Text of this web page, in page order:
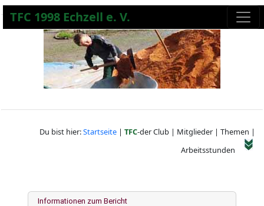
TFC 1998 Echzell e. V.
Du bist hier:Startseite| TFC-der Club | Mitglieder | Themen |
Arbeitsstunden
Informationen zum Bericht